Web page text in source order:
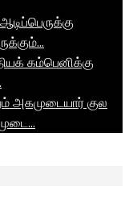
கம்பெனிக்கு
குல